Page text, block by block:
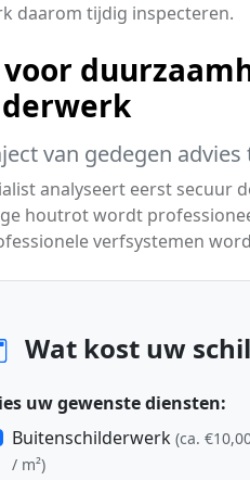
daarom tijdig inspecteren.
voor
van gedegen
analyseert eerst secuur
houtrot wordt
verfsystemen
Wat kost uw
uw gewenste diensten:
Buitenschilderwerk (ca.
/ m²)